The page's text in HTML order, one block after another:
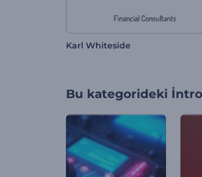
Karl Whiteside
Bu kategorideki